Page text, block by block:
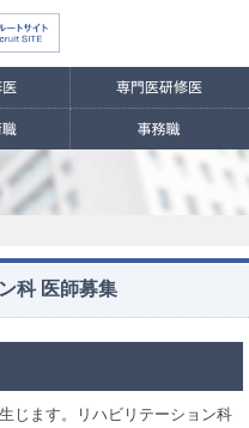
科 医師募集
じます。リハビリテーション科